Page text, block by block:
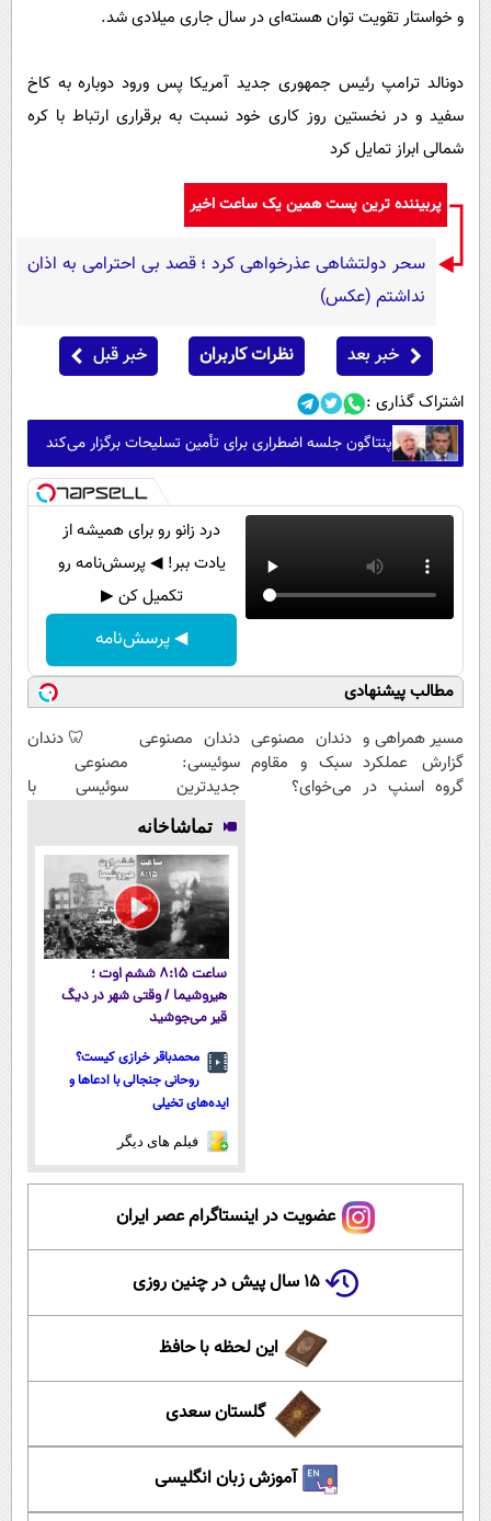
و خواستار تقویت توان هسته‌ای در سال جاری میلادی شد.
دونالد ترامپ رئیس جمهوری جدید آمریکا پس ورود دوباره به کاخ
سفید و در نخستین روز کاری خود نسبت به برقراری ارتباط با کره
شمالی ابراز تمایل کرد
پربیننده ترین پست همین یک ساعت اخیر
سحر دولتشاهی عذرخواهی کرد ؛ قصد بی احترامی به اذان
نداشتم (عکس)
خبر بعد نظرات کاربران خبر قبل
اشتراک گذاری :
پنتاگون جلسه اضطراری برای تأمین تسلیحات برگزار می‌کند
درد زانو رو برای همیشه از
یادت ببر! ◀ پرسش‌نامه رو
تکمیل کن ▶
◀ پرسش‌نامه
مطالب پیشنهادی
مسیر همراهی و
گزارش عملکرد
گروه اسنپ در
دندان مصنوعی
سبک و مقاوم
می‌خوای؟
دندان مصنوعی
سوئیسی:
جدیدترین
فناوری اروپا،
سبک و مقاوم |
پرداخت قسطی
🦷 دندان
مصنوعی
سوئیسی با
قسط |📍 تهران
تماشاخانه
ساعت ۸:۱۵ ششم اوت ؛
هیروشیما / وقتی شهر در دیگ
قیر می‌جوشید
محمدباقر خرازی کیست؟
روحانی جنجالی با ادعاها و
ایده‌های تخیلی
فیلم های دیگر
عضویت در اینستاگرام عصر ایران
۱۵ سال پیش در چنین روزی
این لحظه با حافظ
گلستان سعدی
آموزش زبان انگلیسی